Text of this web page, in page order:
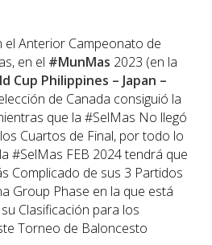
el Anterior Campeonato de
en el #MunMas 2023 (en la
Cup Philippines – Japan –
de Canada consiguió la
que la #SelMas No llegó
Cuartos de Final, por todo lo
#SelMas FEB 2024 tendrá que
Complicado de sus 3 Partidos
Group Phase en la que está
Clasificación para los
Torneo de Baloncesto